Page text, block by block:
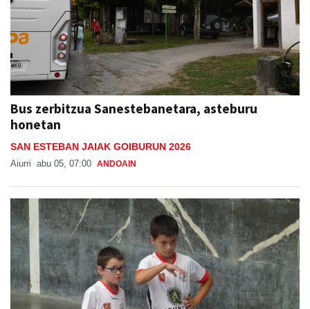
Bus zerbitzua Sanestebanetara, asteburu
honetan
SAN ESTEBAN JAIAK GOIBURUN 2026
Aiurri abu 05, 07:00 ANDOAIN